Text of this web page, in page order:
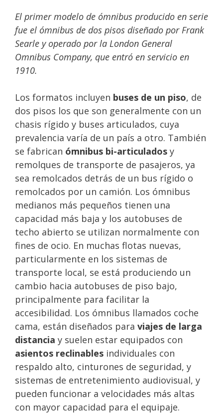
El primer modelo de ómnibus producido en serie
fue el ómnibus de dos pisos diseñado por Frank
Searle y operado por la London General
Omnibus Company, que entró en servicio en
1910.
Los formatos incluyen buses de un piso, de
dos pisos los que son generalmente con un
chasis rígido y buses articulados, cuya
prevalencia varía de un país a otro. También
se fabrican ómnibus bi-articulados y
remolques de transporte de pasajeros, ya
sea remolcados detrás de un bus rígido o
remolcados por un camión. Los ómnibus
medianos más pequeños tienen una
capacidad más baja y los autobuses de
techo abierto se utilizan normalmente con
fines de ocio. En muchas flotas nuevas,
particularmente en los sistemas de
transporte local, se está produciendo un
cambio hacia autobuses de piso bajo,
principalmente para facilitar la
accesibilidad. Los ómnibus llamados coche
cama, están diseñados para viajes de larga
distancia y suelen estar equipados con
asientos reclinables individuales con
respaldo alto, cinturones de seguridad, y
sistemas de entretenimiento audiovisual, y
pueden funcionar a velocidades más altas
con mayor capacidad para el equipaje.